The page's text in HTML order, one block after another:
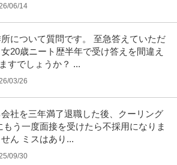
ンメント
業種】エンターテインメント＞映画 ※会員属性な
リ…続きを見る
程度
ーナショナル
昇給あり 年間休日110日以上
ーナショナル 【関東／シニア活躍】発注者支援業
06/14
について質問です。 至急答えていただ
20歳ニート歴半年で受け答えを間違え
すでしょうか？ ...
03/26
社を三年満了退職した後、クーリング
う一度面接を受けたら不採用になりま
ん ミスはあり...
09/30